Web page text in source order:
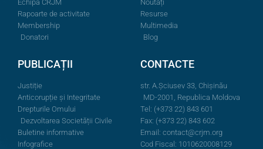
Echipa CRJM
Rapoarte de activitate
Membership
Donatori
Noutăți
Resurse
Multimedia
Blog
PUBLICAȚII
Justiție
Anticorupție și Integritate
Drepturile Omului
Dezvoltarea Societății Civile
Buletine informative
Infografice
CONTACTE
str. A.Şciusev 33, Chișinău
MD-2001, Republica Moldova
Tel: (+373 22) 843 601
Fax: (+373 22) 843 602
Email: contact@crjm.org
Cod Fiscal: 1010620008129